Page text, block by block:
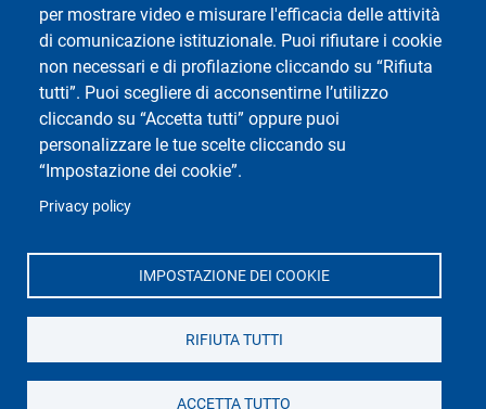
per mostrare video e misurare l'efficacia delle attività
di comunicazione istituzionale. Puoi rifiutare i cookie
non necessari e di profilazione cliccando su “Rifiuta
tutti”. Puoi scegliere di acconsentirne l’utilizzo
cliccando su “Accetta tutti” oppure puoi
personalizzare le tue scelte cliccando su
“Impostazione dei cookie”.
Privacy policy
IMPOSTAZIONE DEI COOKIE
RIFIUTA TUTTI
ACCETTA TUTTO
Mappa del sito
Impostazioni Cookie
Social del corso di laurea
Social di Ateneo